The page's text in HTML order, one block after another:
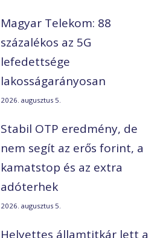
Magyar Telekom: 88
százalékos az 5G
lefedettsége
lakosságarányosan
2026. augusztus 5.
Stabil OTP eredmény, de
nem segít az erős forint, a
kamatstop és az extra
adóterhek
2026. augusztus 5.
Helyettes államtitkár lett a